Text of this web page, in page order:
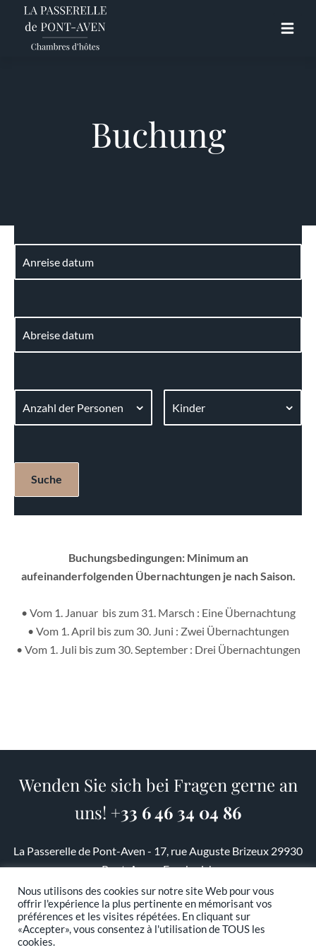
Buchung
Buchungsbedingungen: Minimum an
aufeinanderfolgenden Übernachtungen je nach Saison.
• Vom 1. Januar bis zum 31. Marsch : Eine Übernachtung
• Vom 1. April bis zum 30. Juni : Zwei Übernachtungen
• Vom 1. Juli bis zum 30. September : Drei Übernachtungen
Wenden Sie sich bei Fragen gerne an
uns! +33 6 46 34 04 86
La Passerelle de Pont-Aven - 17, rue Auguste Brizeux 29930
Pont-Aven - Frankreich
Kontaktiere uns
Nous utilisons des cookies sur notre site Web pour vous
offrir l'expérience la plus pertinente en mémorisant vos
préférences et les visites répétées. En cliquant sur
«Accepter», vous consentez à l'utilisation de TOUS les
cookies.